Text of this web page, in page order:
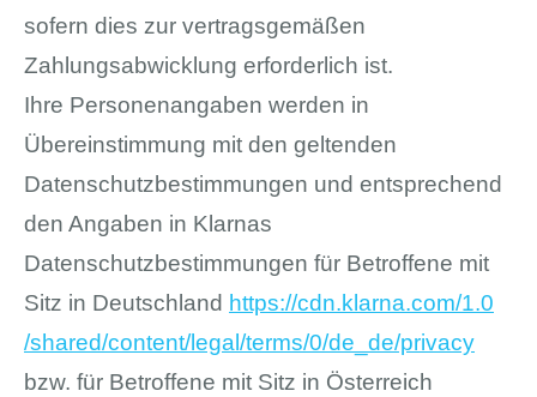
sofern dies zur vertragsgemäßen
Zahlungsabwicklung erforderlich ist.
Ihre Personenangaben werden in
Übereinstimmung mit den geltenden
Datenschutzbestimmungen und entsprechend
den Angaben in Klarnas
Datenschutzbestimmungen für Betroffene mit
Sitz in Deutschland https://cdn.klarna.com/1.0
/shared/content/legal /terms/0/de_de/privacy
bzw. für Betroffene mit Sitz in Österreich